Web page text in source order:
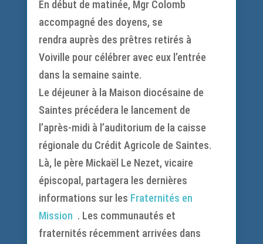
En début de matinée, Mgr Colomb
accompagné des doyens, se
rendra auprès des prêtres retirés à
Voiville pour célébrer avec eux l’entrée
dans la semaine sainte.
Le déjeuner à la Maison diocésaine de
Saintes précédera le lancement de
l’après-midi à l’auditorium de la caisse
régionale du Crédit Agricole de Saintes.
Là, le père Mickaël Le Nezet, vicaire
épiscopal, partagera les dernières
informations sur les Fraternités en
Mission . Les communautés et
fraternités récemment arrivées dans